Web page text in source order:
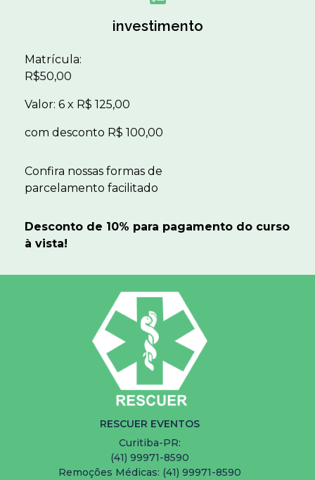
investimento
Matrícula:
R$50,00
Valor: 6 x R$ 125,00
com desconto R$ 100,00
Confira nossas formas de
parcelamento facilitado
Desconto de 10% para pagamento do curso
à vista!
RESCUER EVENTOS
Curitiba-PR:
(41) 99971-8590
Remoções Médicas: (41) 99971-8590